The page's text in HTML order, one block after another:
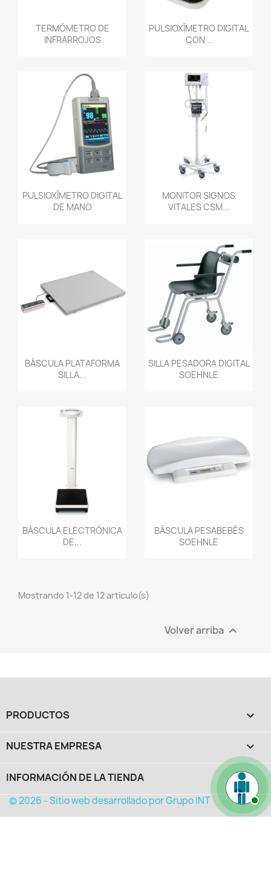
Vista rápida
TERMÓMETRO DE
INFRARROJOS
Vista rápida
PULSIOXÍMETRO DIGITAL
CON...
Vista rápida
PULSIOXÍMETRO DIGITAL
DE MANO
Vista rápida
MONITOR SIGNOS
VITALES CSM...
 Vista rápida
BÁSCULA PLATAFORMA
SILLA...
Vista rápida
SILLA PESADORA DIGITAL
SOEHNLE
Vista rápida
BÁSCULA ELECTRÓNICA
DE...
Vista rápida
BÁSCULA PESABEBÉS
SOEHNLE
Mostrando 1-12 de 12 artículo(s)
Volver arriba 
PRODUCTOS 
NUESTRA EMPRESA 
INFORMACIÓN DE LA TIENDA keyboard_arrow_down
© 2026 - Sitio web desarrollado por Grupo INT